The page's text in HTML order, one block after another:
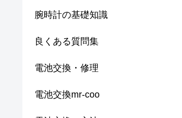
腕時計の基礎知識
良くある質問集
電池交換・修理
電池交換mr-coo